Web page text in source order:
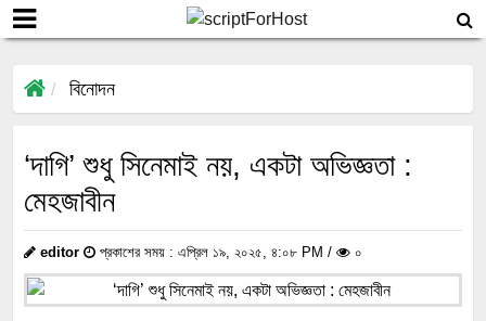
বিনোদন
‘দাগি’ শুধু সিনেমাই নয়, একটা অভিজ্ঞতা :
মেহজাবীন
editor প্রকাশের সময় : এপ্রিল ১৯, ২০২৫, ৪:০৮ PM / ০